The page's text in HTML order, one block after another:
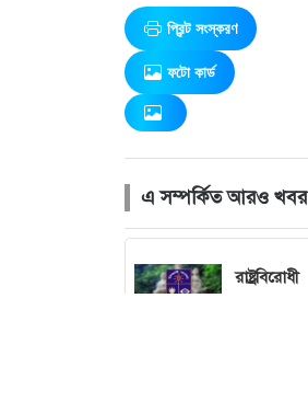
প্রিন্ট সংস্করণ
ফটো কার্ড
এ সম্পর্কিত আরও খবর
রাষ্ট্রবিরোধী